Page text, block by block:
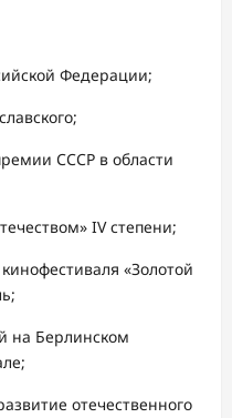
Федерации;
СССР в области
IV степени;
«Золотой
на Берлинском
отечественного